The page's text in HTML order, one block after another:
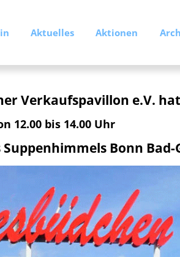
Aktuelles Aktionen
Verkaufspavillon e.V.
12.00 bis 14.00 Uhr
Bonn